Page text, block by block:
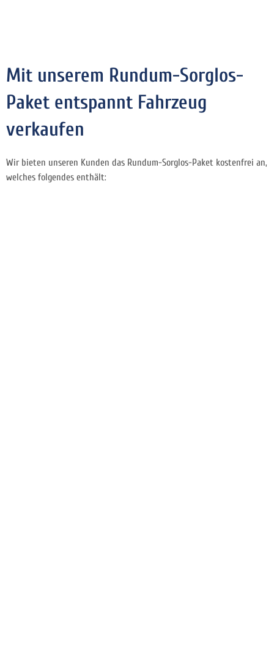
Mit unserem Rundum-Sorglos-
Paket entspannt Fahrzeug
verkaufen
Wir bieten unseren Kunden das Rundum-Sorglos-Paket kostenfrei an,
welches folgendes enthält: